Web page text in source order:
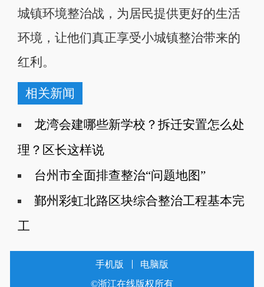
城镇环境整治战，为居民提供更好的生活
环境，让他们真正享受小城镇整治带来的
红利。
相关新闻
龙湾会建哪些新学校？拆迁安置怎么处
理？区长这样说
台州市全面排查整治“问题地图”
鄞州彩虹北路区块综合整治工程基本完
工
手机版
电脑版
©浙江在线版权所有